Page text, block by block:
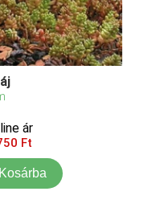
ár
Ft
Kosárba